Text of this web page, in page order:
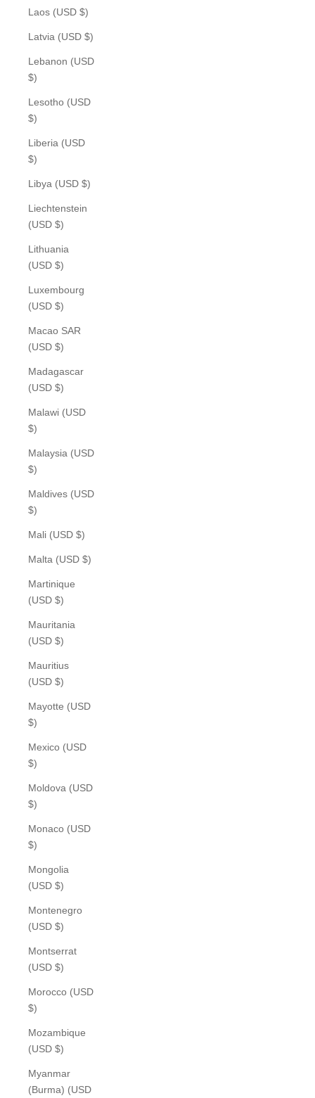
Laos (USD $)
Latvia (USD $)
Lebanon (USD
$)
Lesotho (USD
$)
Liberia (USD
$)
Libya (USD $)
Liechtenstein
(USD $)
Lithuania
(USD $)
Luxembourg
(USD $)
Macao SAR
(USD $)
Madagascar
(USD $)
Malawi (USD
$)
Malaysia (USD
$)
Maldives (USD
$)
Mali (USD $)
Malta (USD $)
Martinique
(USD $)
Mauritania
(USD $)
Mauritius
(USD $)
Mayotte (USD
$)
Mexico (USD
$)
Moldova (USD
$)
Monaco (USD
$)
Mongolia
(USD $)
Montenegro
(USD $)
Montserrat
(USD $)
Morocco (USD
$)
Mozambique
(USD $)
Myanmar
(Burma) (USD